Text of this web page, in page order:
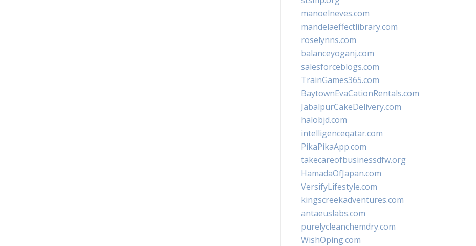
manoelneves.com
mandelaeffectlibrary.com
roselynns.com
balanceyoganj.com
salesforceblogs.com
TrainGames365.com
BaytownEvaCationRentals.com
JabalpurCakeDelivery.com
halobjd.com
intelligenceqatar.com
PikaPikaApp.com
takecareofbusinessdfw.org
HamadaOfJapan.com
VersifyLifestyle.com
kingscreekadventures.com
antaeuslabs.com
purelycleanchemdry.com
WishOping.com